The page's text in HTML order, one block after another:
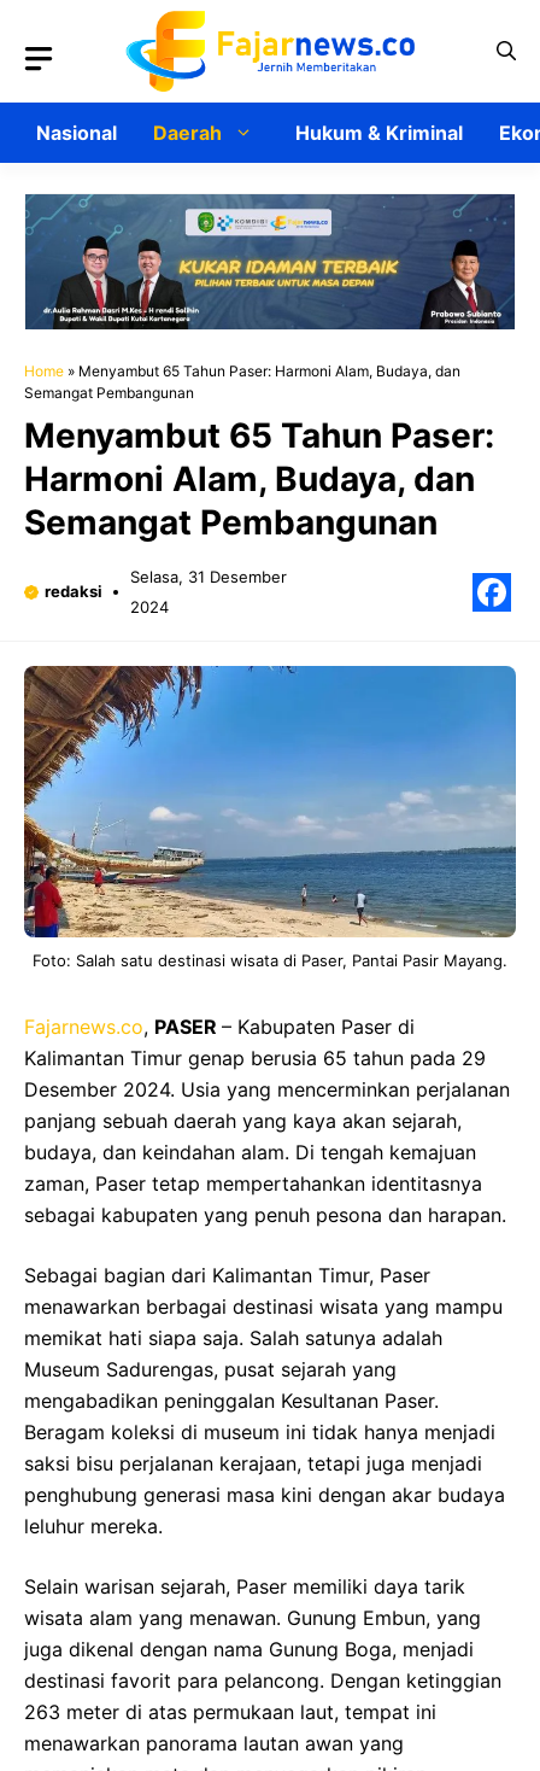
Nasional Daerah Hukum & Kriminal
Home » Menyambut 65 Tahun Paser: Harmoni Alam, Budaya, dan
Semangat Pembangunan
Menyambut 65 Tahun Paser:
Harmoni Alam, Budaya, dan
Semangat Pembangunan
redaksi
Selasa, 31 Desember
2024
Foto: Salah satu destinasi wisata di Paser, Pantai Pasir Mayang.
Fajarnews.co, PASER – Kabupaten Paser di
Kalimantan Timur genap berusia 65 tahun pada 29
Desember 2024. Usia yang mencerminkan perjalanan
panjang sebuah daerah yang kaya akan sejarah,
budaya, dan keindahan alam. Di tengah kemajuan
zaman, Paser tetap mempertahankan identitasnya
sebagai kabupaten yang penuh pesona dan harapan.
Sebagai bagian dari Kalimantan Timur, Paser
menawarkan berbagai destinasi wisata yang mampu
memikat hati siapa saja. Salah satunya adalah
Museum Sadurengas, pusat sejarah yang
mengabadikan peninggalan Kesultanan Paser.
Beragam koleksi di museum ini tidak hanya menjadi
saksi bisu perjalanan kerajaan, tetapi juga menjadi
penghubung generasi masa kini dengan akar budaya
leluhur mereka.
Selain warisan sejarah, Paser memiliki daya tarik
wisata alam yang menawan. Gunung Embun, yang
juga dikenal dengan nama Gunung Boga, menjadi
destinasi favorit para pelancong. Dengan ketinggian
263 meter di atas permukaan laut, tempat ini
menawarkan panorama lautan awan yang